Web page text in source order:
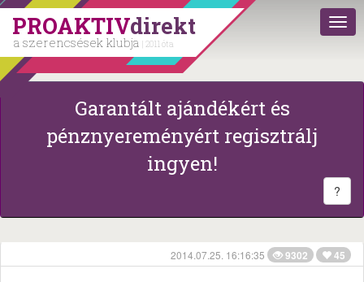
PROAKTIVdirekt
a szerencsések klubja | 2011 óta
Garantált ajándékért és
pénznyereményért regisztrálj
ingyen!
?
2014.07.25. 16:16:35 9302 45